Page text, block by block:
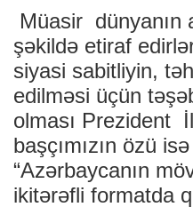
Müasir dünyanın
şəkildə etiraf
siyasi sabitliyin,
edilməsi üçün
olması Prezident
başçımızın özü
“Azərbaycanın
ikitərəfli formatda